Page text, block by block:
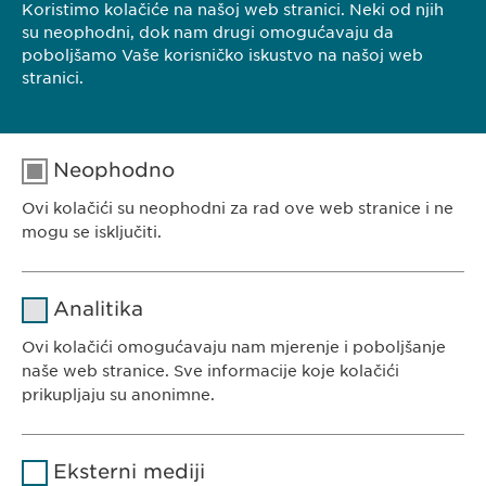
Tel.: +387 33 592 140
E-Mail:
EWOPHARMA BOSNA I HERCEGOVINA
Bosna i Hercegovina
Koristimo kolačiće na našoj web stranici. Neki od njih
su neophodni, dok nam drugi omogućavaju da
poboljšamo Vaše korisničko iskustvo na našoj web
stranici.
Neophodno
Ovi kolačići su neophodni za rad ove web stranice i ne
mogu se isključiti.
sgalinski
Trajanje
Svrha
saglasnosti kolačića.
Analitika
Ovi kolačići omogućavaju nam mjerenje i poboljšanje
naše web stranice. Sve informacije koje kolačići
prikupljaju su anonimne.
Eksterni mediji